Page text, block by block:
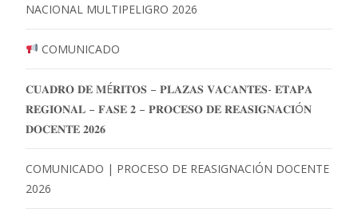
NACIONAL MULTIPELIGRO 2026
COMUNICADO
𝐂𝐔𝐀𝐃𝐑𝐎 𝐃𝐄 𝐌É𝐑𝐈𝐓𝐎𝐒 – 𝐏𝐋𝐀𝐙𝐀𝐒 𝐕𝐀𝐂𝐀𝐍𝐓𝐄𝐒- 𝐄𝐓𝐀𝐏𝐀
𝐑𝐄𝐆𝐈𝐎𝐍𝐀𝐋 – 𝐅𝐀𝐒𝐄 𝟐 – 𝐏𝐑𝐎𝐂𝐄𝐒𝐎 𝐃𝐄 𝐑𝐄𝐀𝐒𝐈𝐆𝐍𝐀𝐂𝐈Ó𝐍
𝐃𝐎𝐂𝐄𝐍𝐓𝐄 𝟐𝟎𝟐𝟔
COMUNICADO | PROCESO DE REASIGNACIÓN DOCENTE
2026